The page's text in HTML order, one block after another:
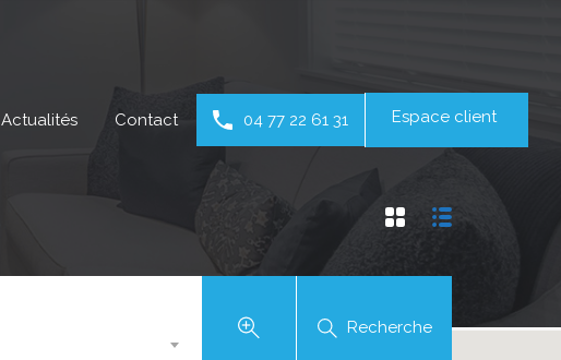
Actualités Contact 04 77 22 61 31 Espace client
Recherche